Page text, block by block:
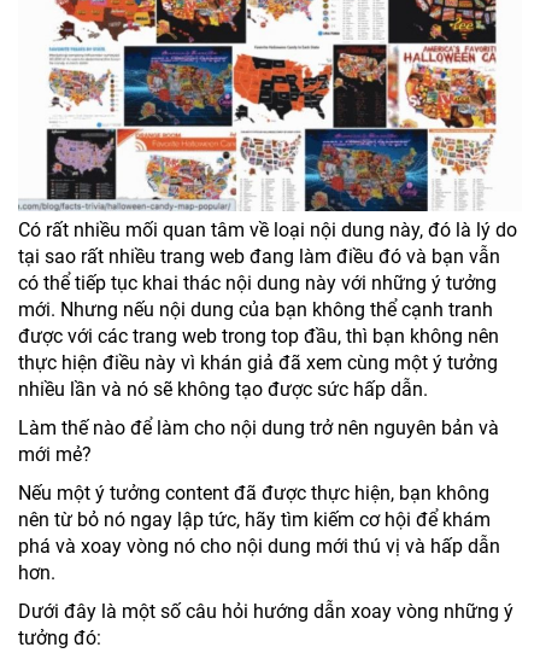
Có rất nhiều mối quan tâm về loại nội dung này, đó là lý do
tại sao rất nhiều trang web đang làm điều đó và bạn vẫn
có thể tiếp tục khai thác nội dung này với những ý tưởng
mới. Nhưng nếu nội dung của bạn không thể cạnh tranh
được với các trang web trong top đầu, thì bạn không nên
thực hiện điều này vì khán giả đã xem cùng một ý tưởng
nhiều lần và nó sẽ không tạo được sức hấp dẫn.
Làm thế nào để làm cho nội dung trở nên nguyên bản và
mới mẻ?
Nếu một ý tưởng content đã được thực hiện, bạn không
nên từ bỏ nó ngay lập tức, hãy tìm kiếm cơ hội để khám
phá và xoay vòng nó cho nội dung mới thú vị và hấp dẫn
hơn.
Dưới đây là một số câu hỏi hướng dẫn xoay vòng những ý
tưởng đó: